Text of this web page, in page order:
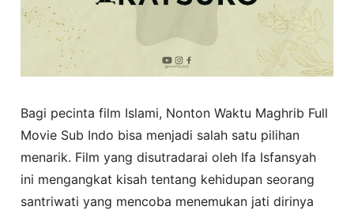
Bagi pecinta film Islami, Nonton Waktu Maghrib Full
Movie Sub Indo bisa menjadi salah satu pilihan
menarik. Film yang disutradarai oleh Ifa Isfansyah
ini mengangkat kisah tentang kehidupan seorang
santriwati yang mencoba menemukan jati dirinya